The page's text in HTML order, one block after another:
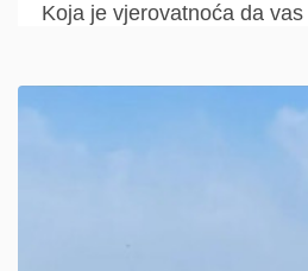
Koja je vjerovatnoća da